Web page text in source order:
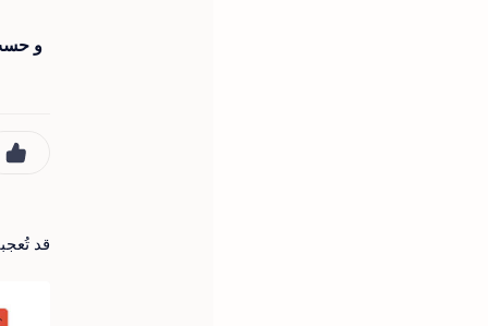
و حسب
قد